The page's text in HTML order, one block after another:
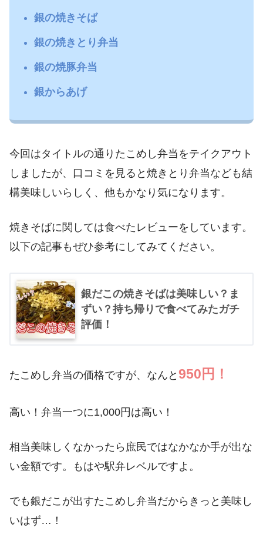
銀の焼きそば
銀の焼きとり弁当
銀の焼豚弁当
銀からあげ
今回はタイトルの通りたこめし弁当をテイクアウト
しましたが、口コミを見ると焼きとり弁当なども結
構美味しいらしく、他もかなり気になります。
焼きそばに関しては食べたレビューをしています。
以下の記事もぜひ参考にしてみてください。
銀だこの焼きそばは美味しい？ま
ずい？持ち帰りで食べてみたガチ
評価！
たこめし弁当の価格ですが、なんと 950円！
高い！弁当一つに1,000円は高い！
相当美味しくなかったら庶民ではなかなか手が出な
い金額です。もはや駅弁レベルですよ。
でも銀だこが出すたこめし弁当だからきっと美味し
いはず…！